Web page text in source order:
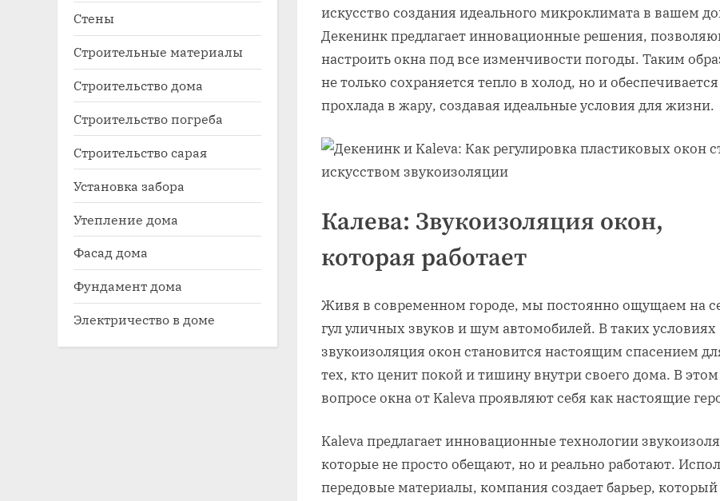
искусство создания идеального микроклимата в вашем
Декенинк предлагает инновационные решения,
настроить окна под все изменчивости погоды. Таким
не только сохраняется тепло в холод, но и обеспечивается
прохлада в жару, создавая идеальные условия для жизни.
Калева: Звукоизоляция окон,
которая работает
Живя в современном городе, мы постоянно ощущаем на
гул уличных звуков и шум автомобилей. В таких условиях
звукоизоляция окон становится настоящим спасением
тех, кто ценит покой и тишину внутри своего дома. В этом
вопросе окна от Kaleva проявляют себя как настоящие
Kaleva предлагает инновационные технологии
которые не просто обещают, но и реально работают.
передовые материалы, компания создает барьер, который
Стены
Строительные материалы
Строительство дома
Строительство погреба
Строительство сарая
Установка забора
Утепление дома
Фасад дома
Фундамент дома
Электричество в доме